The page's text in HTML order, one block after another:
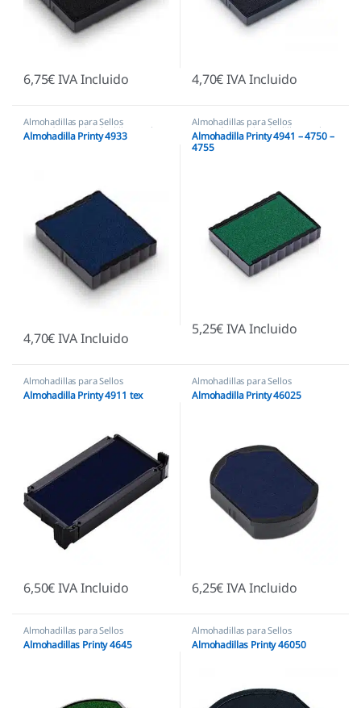
6,75€IVA Incluido 4,70€IVA Incluido
Almohadillas para Sellos
Automáticos ,Almohadillas Trodat
Almohadilla Printy 4933
4,70€IVA Incluido
Almohadillas para Sellos
Automáticos ,Almohadillas Trodat
Almohadilla Printy 4941 – 4750 –
4755
5,25€IVA Incluido
Almohadillas para Sellos
Automáticos ,Almohadillas Trodat
Sellos textiles para ropa
Almohadilla Printy 4911 tex
6,50€IVA Incluido
Almohadillas para Sellos
Automáticos ,Almohadillas Trodat
Almohadilla Printy 46025
6,25€IVA Incluido
Almohadillas para Sellos
Automáticos ,Almohadillas Trodat
Almohadillas Printy 4645
Almohadillas para Sellos
Automáticos ,Almohadillas Trodat
Almohadillas Printy 46050